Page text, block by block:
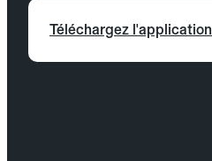
Téléchargez l'application